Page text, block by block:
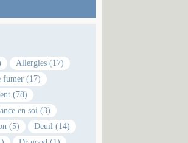
Allergies (17)
fumer (17)
(78)
en soi (3)
(5)
Deuil (14)